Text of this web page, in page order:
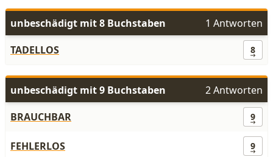
unbeschädigt mit 8 Buchstaben
1 Antworten
TADELLOS
8
unbeschädigt mit 9 Buchstaben
2 Antworten
BRAUCHBAR
9
FEHLERLOS 9